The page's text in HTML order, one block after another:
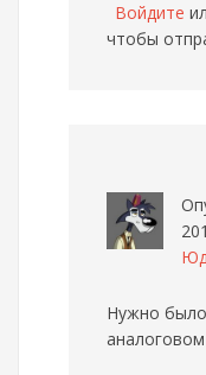
Войдите
чтобы
Нужно